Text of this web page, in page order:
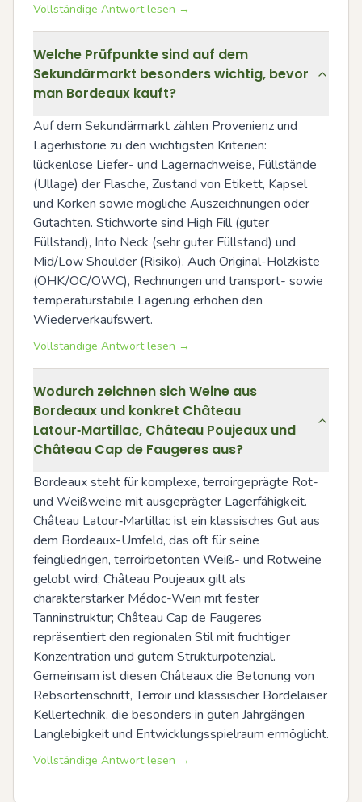
Vollständige Antwort lesen →
Welche Prüfpunkte sind auf dem
Sekundärmarkt besonders wichtig, bevor
man Bordeaux kauft?
Auf dem Sekundärmarkt zählen Provenienz und
Lagerhistorie zu den wichtigsten Kriterien:
lückenlose Liefer- und Lagernachweise, Füllstände
(Ullage) der Flasche, Zustand von Etikett, Kapsel
und Korken sowie mögliche Auszeichnungen oder
Gutachten. Stichworte sind High Fill (guter
Füllstand), Into Neck (sehr guter Füllstand) und
Mid/Low Shoulder (Risiko). Auch Original-Holzkiste
(OHK/OC/OWC), Rechnungen und transport- sowie
temperaturstabile Lagerung erhöhen den
Wiederverkaufswert.
Vollständige Antwort lesen →
Wodurch zeichnen sich Weine aus
Bordeaux und konkret Château
Latour‑Martillac, Château Poujeaux und
Château Cap de Faugeres aus?
Bordeaux steht für komplexe, terroirgeprägte Rot-
und Weißweine mit ausgeprägter Lagerfähigkeit.
Château Latour‑Martillac ist ein klassisches Gut aus
dem Bordeaux-Umfeld, das oft für seine
feingliedrigen, terroirbetonten Weiß- und Rotweine
gelobt wird; Château Poujeaux gilt als
charakterstarker Médoc-Wein mit fester
Tanninstruktur; Château Cap de Faugeres
repräsentiert den regionalen Stil mit fruchtiger
Konzentration und gutem Strukturpotenzial.
Gemeinsam ist diesen Châteaux die Betonung von
Rebsortenschnitt, Terroir und klassischer Bordelaiser
Kellertechnik, die besonders in guten Jahrgängen
Langlebigkeit und Entwicklungsspielraum ermöglicht.
Vollständige Antwort lesen →